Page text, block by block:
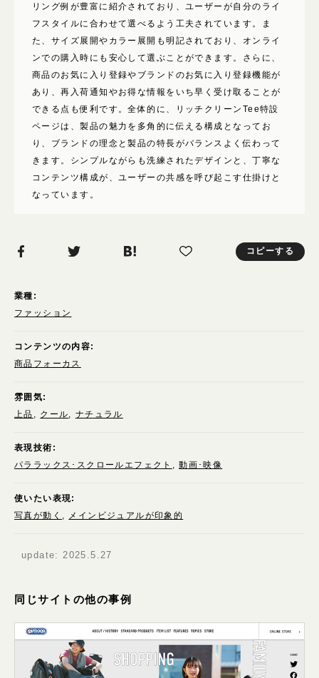
リング例が豊富に紹介されており、ユーザーが自分のライ
フスタイルに合わせて選べるよう工夫されています。ま
た、サイズ展開やカラー展開も明記されており、オンライ
ンでの購入時にも安心して選ぶことができます。さらに、
商品のお気に入り登録やブランドのお気に入り登録機能が
あり、再入荷通知やお得な情報をいち早く受け取ることが
できる点も便利です。全体的に、リッチクリーンTee特設
ページは、製品の魅力を多角的に伝える構成となってお
り、ブランドの理念と製品の特長がバランスよく伝わって
きます。シンプルながらも洗練されたデザインと、丁寧な
コンテンツ構成が、ユーザーの共感を呼び起こす仕掛けと
なっています。
コピーする
業種:
ファッション
コンテンツの内容:
商品フォーカス
雰囲気:
上品
クール ナチュラル
表現技術:
パララックス･スクロールエフェクト
動画･映像
使いたい表現:
写真が動く
メインビジュアルが印象的
update: 2025.5.27
同じサイトの他の事例